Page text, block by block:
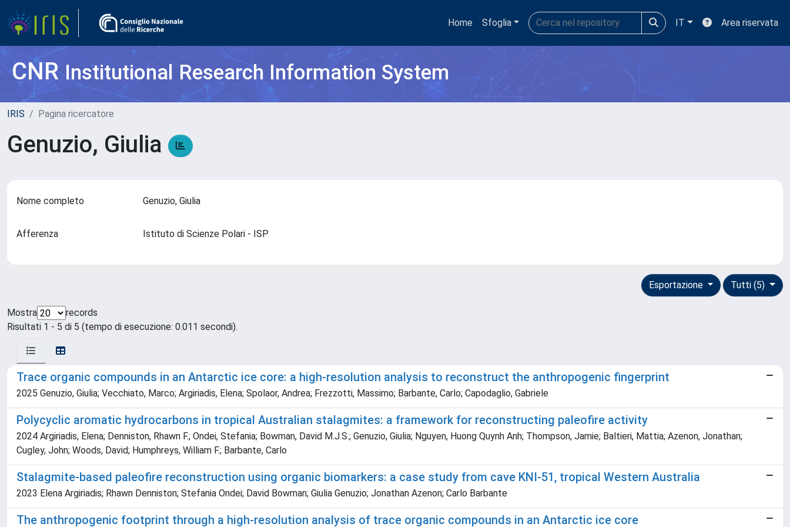
Home Sfoglia IT Area riservata
CNRInstitutional Research Information System
IRIS Pagina ricercatore
Genuzio, Giulia
Nome completo Genuzio, Giulia
Afferenza Istituto di Scienze Polari - ISP
Tutti (5)
Esportazione
Mostra
records
Risultati 1 - 5 di 5 (tempo di esecuzione: 0.011 secondi).
Trace organic compounds in an Antarctic ice core: a high-resolution analysis to reconstruct the anthropogenic fingerprint
2025 Genuzio, Giulia; Vecchiato, Marco; Argiriadis, Elena; Spolaor, Andrea; Frezzotti, Massimo; Barbante, Carlo; Capodaglio, Gabriele
Polycyclic aromatic hydrocarbons in tropical Australian stalagmites: a framework for reconstructing paleofire activity
2024 Argiriadis, Elena; Denniston, Rhawn F.; Ondei, Stefania; Bowman, David M.J.S.; Genuzio, Giulia; Nguyen, Huong Quynh Anh; Thompson, Jamie; Baltieri, Mattia; Azenon, Jonathan;
Cugley, John; Woods, David; Humphreys, William F.; Barbante, Carlo
Stalagmite-based paleofire reconstruction using organic biomarkers: a case study from cave KNI-51, tropical Western Australia
2023 Elena Argiriadis; Rhawn Denniston; Stefania Ondei; David Bowman; Giulia Genuzio; Jonathan Azenon; Carlo Barbante
The anthropogenic footprint through a high-resolution analysis of trace organic compounds in an Antarctic ice core